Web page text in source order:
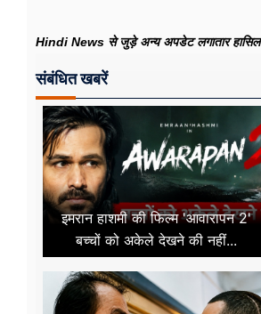
Hindi News से जुड़े अन्य अपडेट लगातार
संबंधित खबरें
इमरान हाशमी की फिल्म 'आवारापन 2'
बच्चों को अकेले देखने की नहीं...